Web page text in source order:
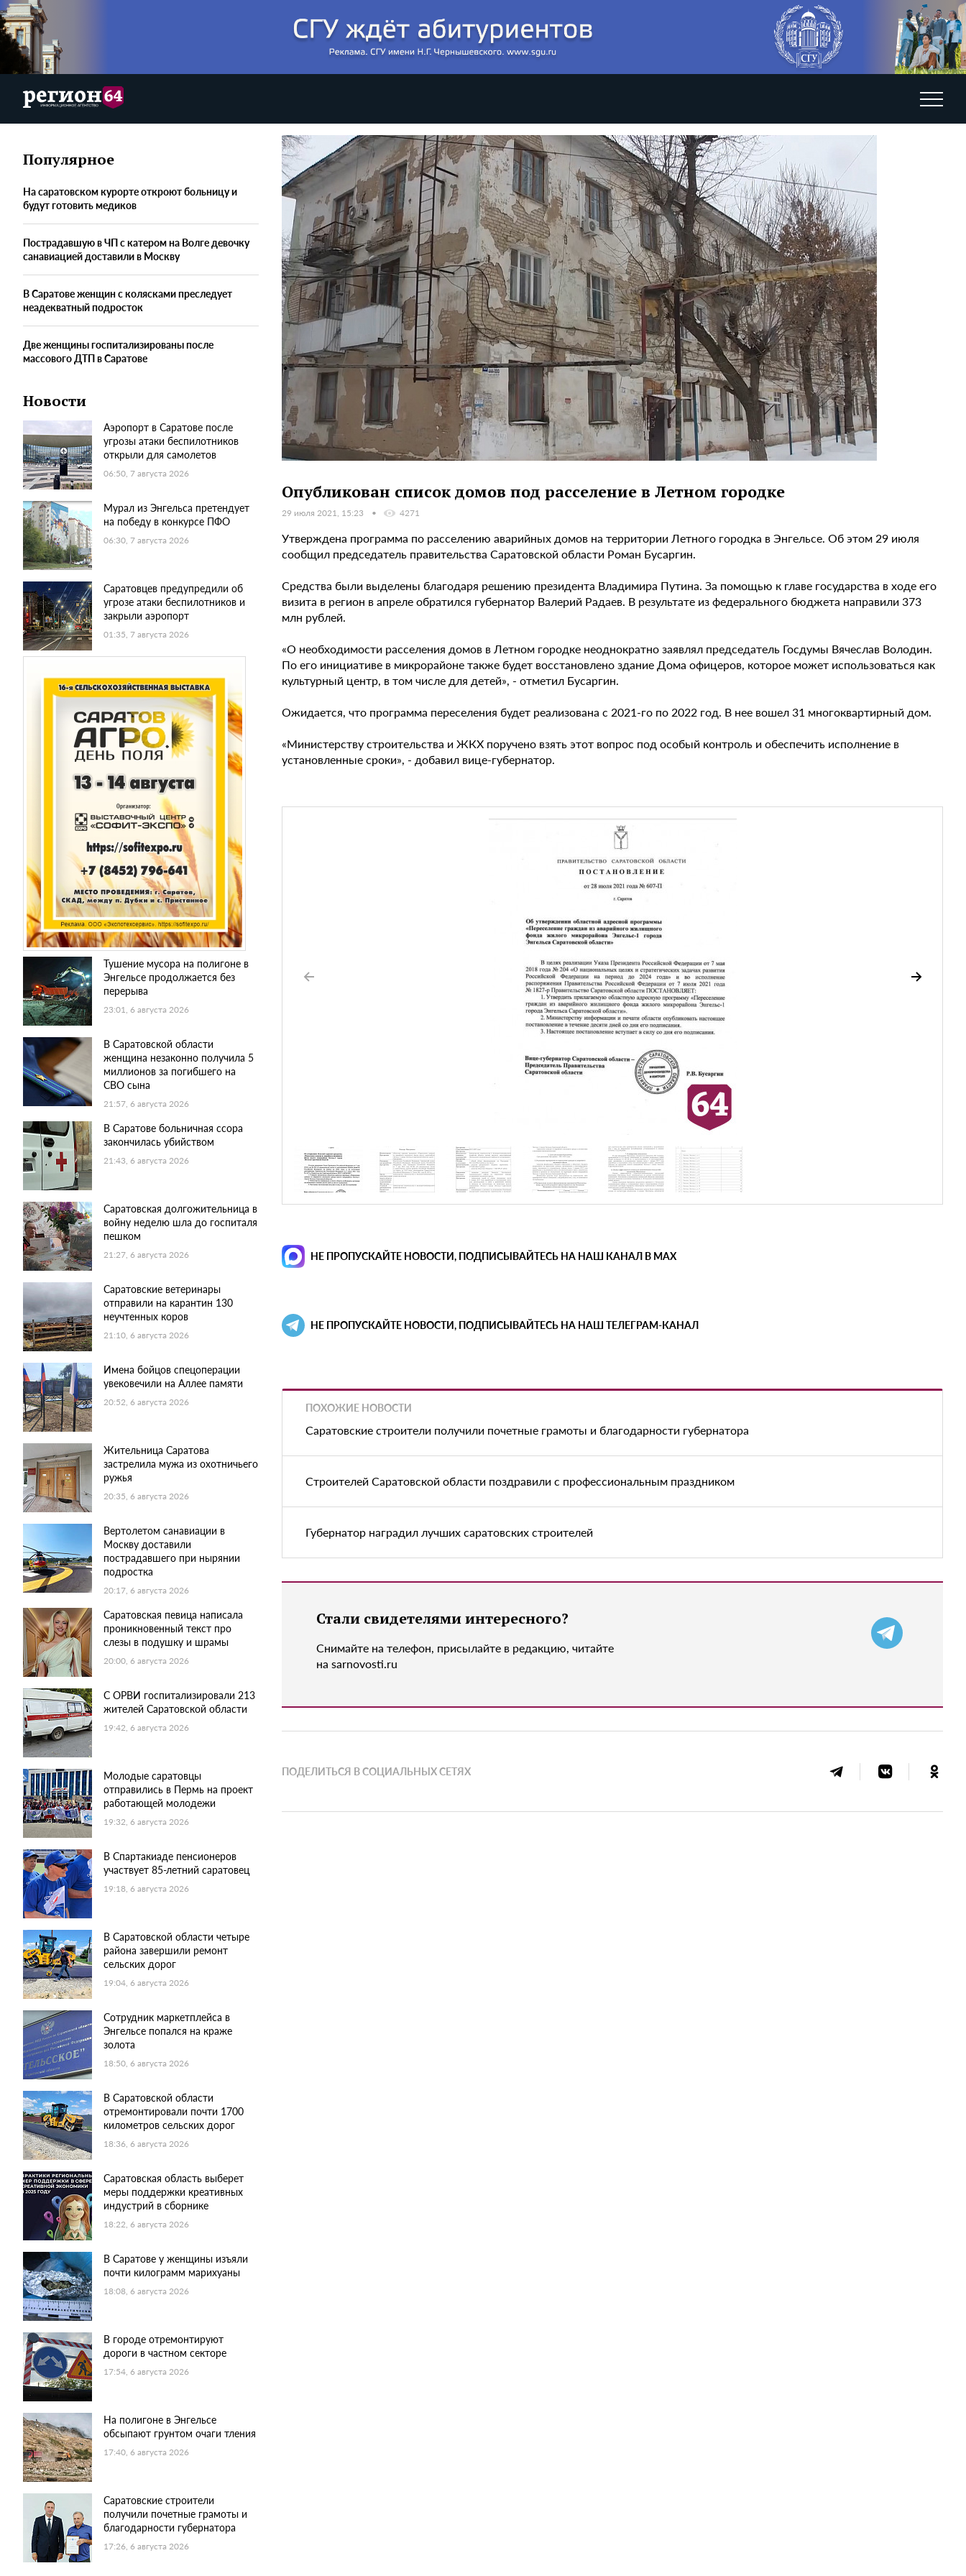
Популярное
На саратовском курорте откроют больницу и
будут готовить медиков
Пострадавшую в ЧП с катером на Волге девочку
санавиацией доставили в Москву
В Саратове женщин с колясками преследует
неадекватный подросток
Две женщины госпитализированы после
массового ДТП в Саратове
Новости
Аэропорт в Саратове после
угрозы атаки беспилотников
открыли для самолетов
06:50, 7 августа 2026
Мурал из Энгельса претендует
на победу в конкурсе ПФО
06:30, 7 августа 2026
Саратовцев предупредили об
угрозе атаки беспилотников и
закрыли аэропорт
01:35, 7 августа 2026
Тушение мусора на полигоне в
Энгельсе продолжается без
перерыва
23:01, 6 августа 2026
В Саратовской области
женщина незаконно получила 5
миллионов за погибшего на
СВО сына
21:57, 6 августа 2026
В Саратове больничная ссора
закончилась убийством
21:43, 6 августа 2026
Саратовская долгожительница в
войну неделю шла до госпиталя
пешком
21:27, 6 августа 2026
Саратовские ветеринары
отправили на карантин 130
неучтенных коров
21:10, 6 августа 2026
Имена бойцов спецоперации
увековечили на Аллее памяти
20:52, 6 августа 2026
Жительница Саратова
застрелила мужа из охотничьего
ружья
20:35, 6 августа 2026
Вертолетом санавиации в
Москву доставили
пострадавшего при нырянии
подростка
20:17, 6 августа 2026
Саратовская певица написала
проникновенный текст про
слезы в подушку и шрамы
20:00, 6 августа 2026
С ОРВИ госпитализировали 213
жителей Саратовской области
19:42, 6 августа 2026
Молодые саратовцы
отправились в Пермь на проект
работающей молодежи
19:32, 6 августа 2026
В Спартакиаде пенсионеров
участвует 85-летний саратовец
19:18, 6 августа 2026
В Саратовской области четыре
района завершили ремонт
сельских дорог
19:04, 6 августа 2026
Сотрудник маркетплейса в
Энгельсе попался на краже
золота
18:50, 6 августа 2026
В Саратовской области
отремонтировали почти 1700
километров сельских дорог
18:36, 6 августа 2026
Саратовская область выберет
меры поддержки креативных
индустрий в сборнике
18:22, 6 августа 2026
В Саратове у женщины изъяли
почти килограмм марихуаны
18:08, 6 августа 2026
В городе отремонтируют
дороги в частном секторе
17:54, 6 августа 2026
На полигоне в Энгельсе
обсыпают грунтом очаги тления
17:40, 6 августа 2026
Саратовские строители
получили почетные грамоты и
благодарности губернатора
17:26, 6 августа 2026
Опубликован список домов под расселение в Летном городке
29 июля 2021, 15:23 4271
Утверждена программа по расселению аварийных домов на территории Летного городка в Энгельсе. Об этом 29 июля
сообщил председатель правительства Саратовской области Роман Бусаргин.
Средства были выделены благодаря решению президента Владимира Путина. За помощью к главе государства в ходе его
визита в регион в апреле обратился губернатор Валерий Радаев. В результате из федерального бюджета направили 373
млн рублей.
«О необходимости расселения домов в Летном городке неоднократно заявлял председатель Госдумы Вячеслав Володин.
По его инициативе в микрорайоне также будет восстановлено здание Дома офицеров, которое может использоваться как
культурный центр, в том числе для детей», - отметил Бусаргин.
Ожидается, что программа переселения будет реализована с 2021-го по 2022 год. В нее вошел 31 многоквартирный дом.
«Министерству строительства и ЖКХ поручено взять этот вопрос под особый контроль и обеспечить исполнение в
установленные сроки», - добавил вице-губернатор.
НЕ ПРОПУСКАЙТЕ НОВОСТИ, ПОДПИСЫВАЙТЕСЬ НА НАШ КАНАЛ В MAX
НЕ ПРОПУСКАЙТЕ НОВОСТИ, ПОДПИСЫВАЙТЕСЬ НА НАШ ТЕЛЕГРАМ-КАНАЛ
ПОХОЖИЕ НОВОСТИ
Саратовские строители получили почетные грамоты и благодарности губернатора
Строителей Саратовской области поздравили с профессиональным праздником
Губернатор наградил лучших саратовских строителей
Стали свидетелями интересного?
Снимайте на телефон, присылайте в редакцию, читайте
на sarnovosti.ru
ПОДЕЛИТЬСЯ В СОЦИАЛЬНЫХ СЕТЯХ